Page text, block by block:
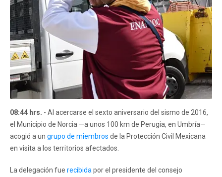
08:44 hrs. - Al acercarse el sexto aniversario del sismo de 2016,
el Municipio de Norcia —a unos 100 km de Perugia, en Umbría—
acogió a un grupo de miembros de la Protección Civil Mexicana
en visita a los territorios afectados.
La delegación fue recibida por el presidente del consejo